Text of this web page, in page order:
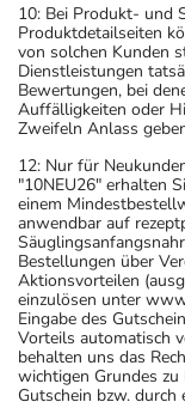
10: Bei Produkt- und
Produktdetailseiten
von solchen Kunden
Dienstleistungen
Bewertungen, bei
Auffälligkeiten oder
Zweifeln Anlass
12: Nur für
"10NEU26" erhalten
einem
anwendbar auf
Bestellungen über
Aktionsvorteilen
einzulösen unter
Eingabe des
Vorteils automatisch
behalten uns das
wichtigen Grundes
Gutschein bzw. durch